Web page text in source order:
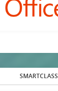
SMARTCLASS